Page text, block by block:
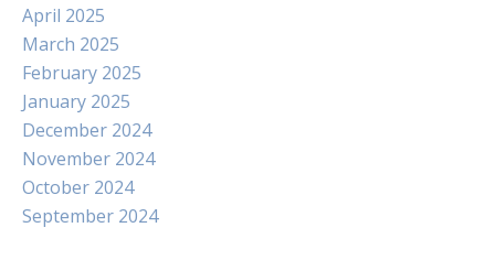
April 2025
March 2025
February 2025
January 2025
December 2024
November 2024
October 2024
September 2024